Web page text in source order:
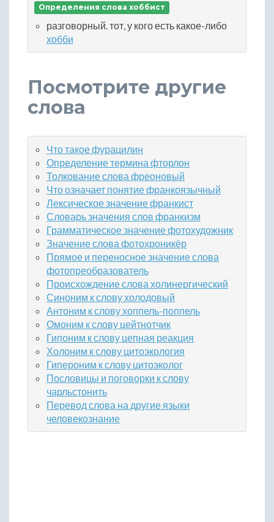
Определения слова хоббист
разговорный. тот, у кого есть какое-либо
хобби
Посмотрите другие
слова
Что такое фурацилин
Определение термина фторлон
Толкование слова фреоновый
Что означает понятие франкоязычный
Лексическое значение франкист
Словарь значения слов франкизм
Грамматическое значение фотохудожник
Значение слова фотохроникёр
Прямое и переносное значение слова
фотопреобразователь
Происхождение слова холинергический
Синоним к слову холодовый
Антоним к слову хоппель-поппель
Омоним к слову цейтнотчик
Гипоним к слову цепная реакция
Холоним к слову цитоэкология
Гипероним к слову цитоэколог
Пословицы и поговорки к слову
чарльстонить
Перевод слова на другие языки
человекознание